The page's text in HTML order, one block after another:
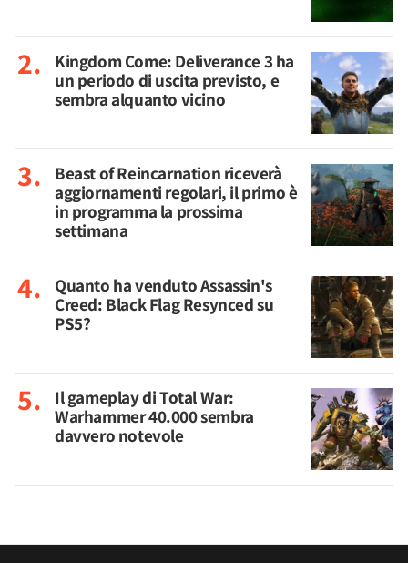
Kingdom Come: Deliverance 3 ha
un periodo di uscita previsto, e
sembra alquanto vicino
Beast of Reincarnation riceverà
aggiornamenti regolari, il primo è
in programma la prossima
settimana
Quanto ha venduto Assassin's
Creed: Black Flag Resynced su
PS5?
Il gameplay di Total War:
Warhammer 40.000 sembra
davvero notevole